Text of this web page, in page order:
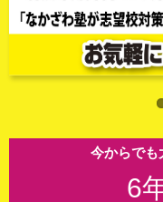
今からでも
6